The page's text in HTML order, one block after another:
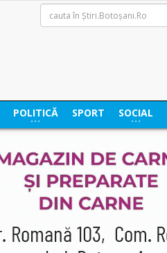
POLITICĂ SPORT SOCIAL